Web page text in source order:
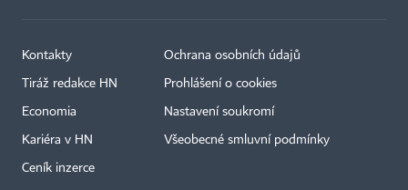
Kontakty
Tiráž redakce HN
Economia
Kariéra v HN
Ceník inzerce
Ochrana osobních údajů
Prohlášení o cookies
Nastavení soukromí
Všeobecné smluvní podmínky